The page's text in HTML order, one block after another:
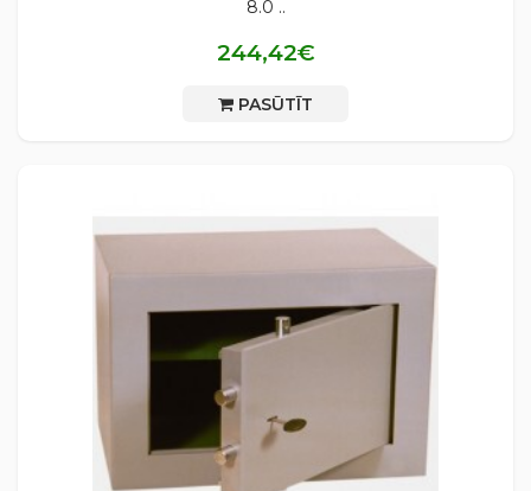
8.0 ..
244,42€
PASŪTĪT